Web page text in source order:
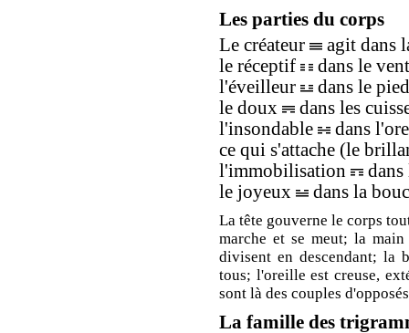
Les parties du corps
Le créateur
agit dans
le réceptif
dans le
l'éveilleur
dans le
le doux
dans les
l'insondable
dans
ce qui s'attache (le
l'immobilisation
dans
le joyeux
dans la
La tête gouverne le corps
marche et se meut; la
divisent en descendant; la
tous; l'oreille est creuse,
sont là des couples
La famille des